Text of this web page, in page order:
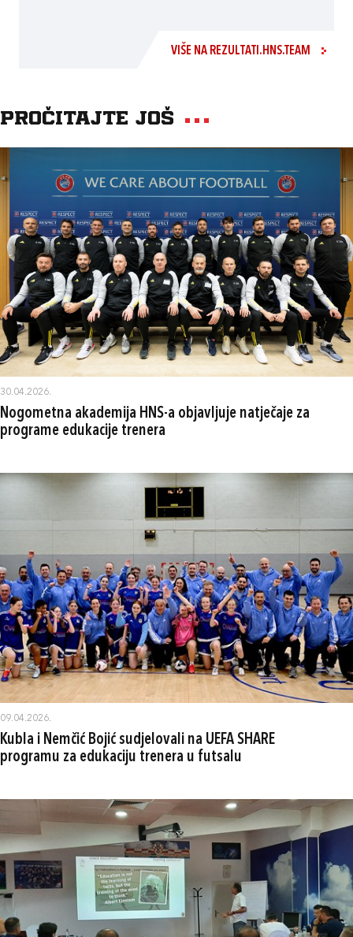
VIŠE NA REZULTATI.HNS.TEAM
Pročitajte još
30.04.2026.
Nogometna akademija HNS-a objavljuje natječaje za
programe edukacije trenera
09.04.2026.
Kubla i Nemčić Bojić sudjelovali na UEFA SHARE
programu za edukaciju trenera u futsalu